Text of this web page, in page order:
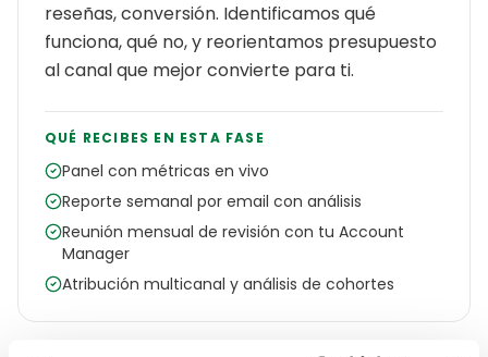
reseñas, conversión. Identificamos qué
funciona, qué no, y reorientamos presupuesto
al canal que mejor convierte para ti.
QUÉ RECIBES EN ESTA FASE
Panel con métricas en vivo
Reporte semanal por email con análisis
Reunión mensual de revisión con tu Account
Manager
Atribución multicanal y análisis de cohortes